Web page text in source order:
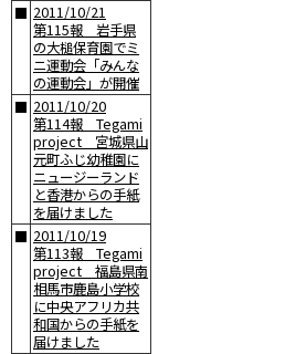
■ 2011/10/21
第115報 岩手県
の大槌保育園でミ
ニ運動会「みんな
の運動会」が開催
■ 2011/10/20
第114報 Tegami
project 宮城県山
元町ふじ幼稚園に
ニュージーランド
と香港からの手紙
を届けました
■ 2011/10/19
第113報 Tegami
project 福島県南
相馬市鹿島小学校
に中央アフリカ共
和国からの手紙を
届けました